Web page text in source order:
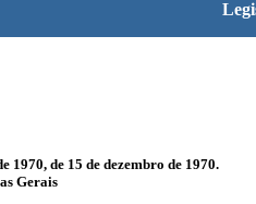
1970, de 15 de dezembro de 1970.
Gerais